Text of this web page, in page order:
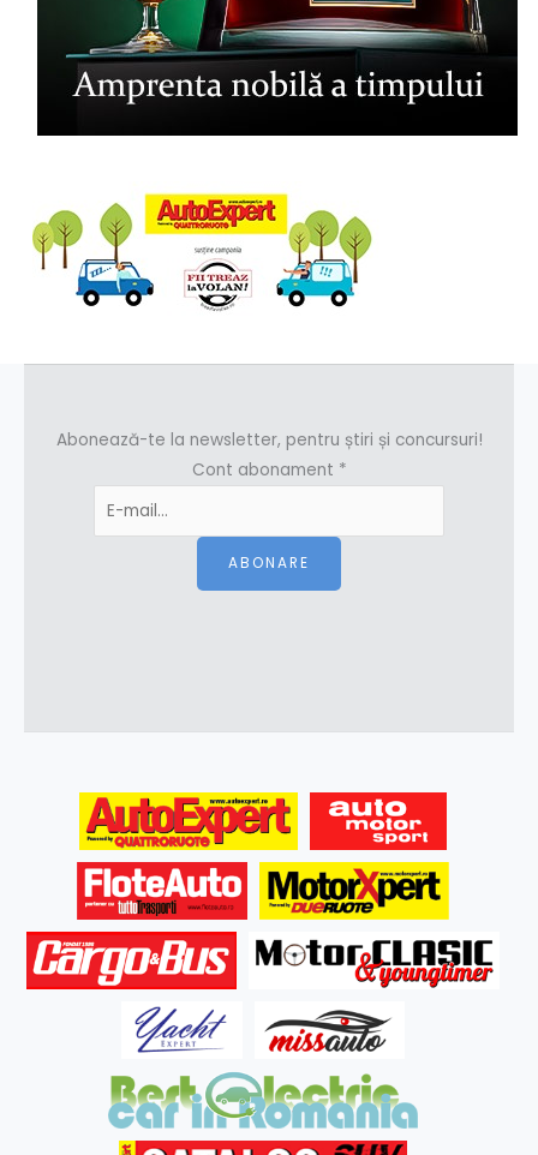
Abonează-te la newsletter, pentru știri și concursuri!
Cont abonament *
ABONARE